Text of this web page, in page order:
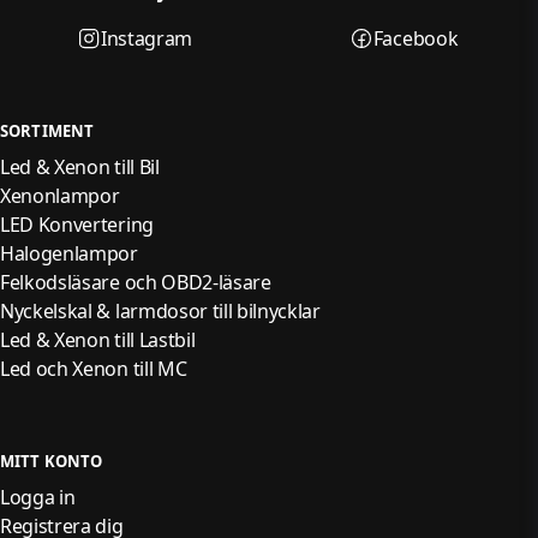
Uppdatera installationslista
diagnossystem.
43 avancerade servicefunktioner
VAWS V4.0 innehåller hela 43 service- och underhållsfunktioner.
Vanliga servicefunktioner
Oljeservice återställning
Elektronisk parkeringsbroms (EPB)
Styrvinkelgivare (SAS)
ABS-luftning
Batteriregistrering (BMS)
Instagram
Facebook
SORTIMENT
Led & Xenon till Bil
Xenonlampor
LED Konvertering
Halogenlampor
Felkodsläsare och OBD2-läsare
Nyckelskal & larmdosor till bilnycklar
Led & Xenon till Lastbil
Led och Xenon till MC
MITT KONTO
Logga in
Registrera dig